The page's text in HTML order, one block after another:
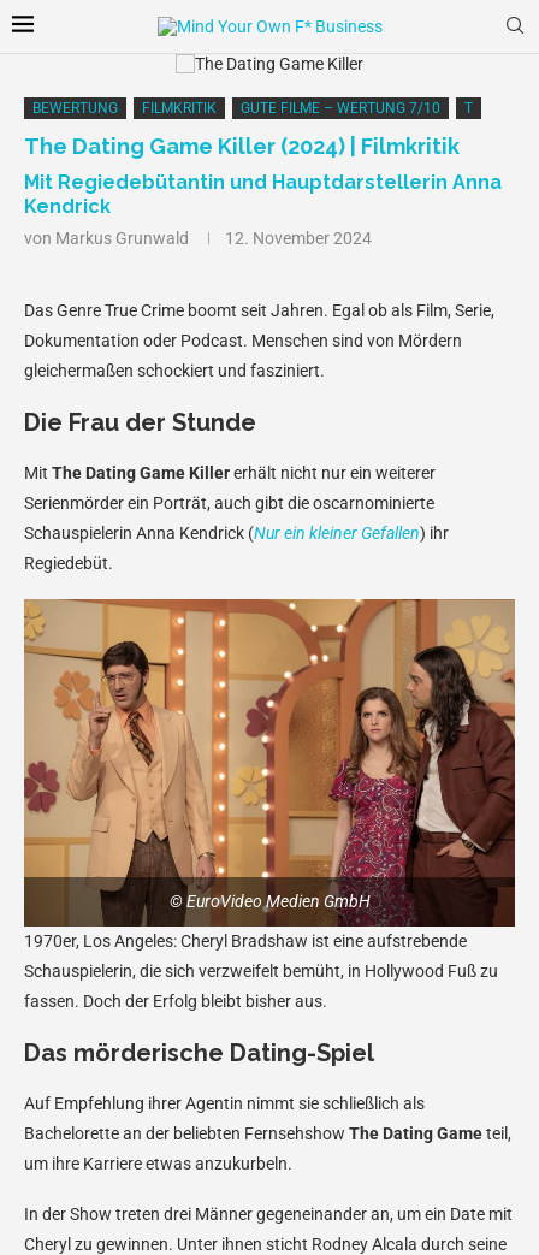
BEWERTUNG FILMKRITIK GUTE FILME – WERTUNG 7/10 T
The Dating Game Killer (2024) | Filmkritik
Mit Regiedebütantin und Hauptdarstellerin Anna
Kendrick
von Markus Grunwald 12. November 2024
Das Genre True Crime boomt seit Jahren. Egal ob als Film, Serie,
Dokumentation oder Podcast. Menschen sind von Mördern
gleichermaßen schockiert und fasziniert.
Die Frau der Stunde
Mit The Dating Game Killererhält nicht nur ein weiterer
Serienmörder ein Porträt, auch gibt die oscarnominierte
Schauspielerin Anna Kendrick (Nur ein kleiner Gefallen) ihr
Regiedebüt.
© EuroVideo Medien GmbH
1970er, Los Angeles: Cheryl Bradshaw ist eine aufstrebende
Schauspielerin, die sich verzweifelt bemüht, in Hollywood Fuß zu
fassen. Doch der Erfolg bleibt bisher aus.
Das mörderische Dating-Spiel
Auf Empfehlung ihrer Agentin nimmt sie schließlich als
Bachelorette an der beliebten Fernsehshow The Dating Gameteil,
um ihre Karriere etwas anzukurbeln.
In der Show treten drei Männer gegeneinander an, um ein Date mit
Cheryl zu gewinnen. Unter ihnen sticht Rodney Alcala durch seine